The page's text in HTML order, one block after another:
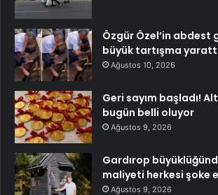
Özgür Özel’in abdest
büyük tartışma
Ağustos 10, 2026
Geri sayım başladı!
bugün belli oluyor
Ağustos 9, 2026
Gardırop
maliyeti herkesi şoke
Ağustos 9, 2026